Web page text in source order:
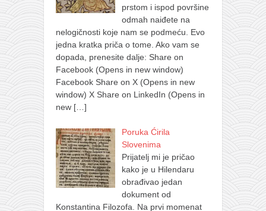
prstom i ispod površine
odmah naiđete na
nelogičnosti koje nam se podmeću. Evo
jedna kratka priča o tome. Ako vam se
dopada, prenesite dalje: Share on
Facebook (Opens in new window)
Facebook Share on X (Opens in new
window) X Share on LinkedIn (Opens in
new […]
Poruka Ćirila
Slovenima
Prijatelj mi je pričao
kako je u Hilendaru
obrađivao jedan
dokument od
Konstantina Filozofa. Na prvi momenat